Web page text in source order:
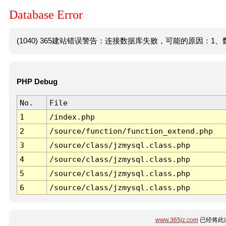
Database Error
(1040) 365建站错误警告：连接数据库失败，可能的原因：1
PHP Debug
No.
File
1
/index.php
2
/source/function/function_extend.php
3
/source/class/jzmysql.class.php
4
/source/class/jzmysql.class.php
5
/source/class/jzmysql.class.php
6
/source/class/jzmysql.class.php
www.365jz.com已经将此